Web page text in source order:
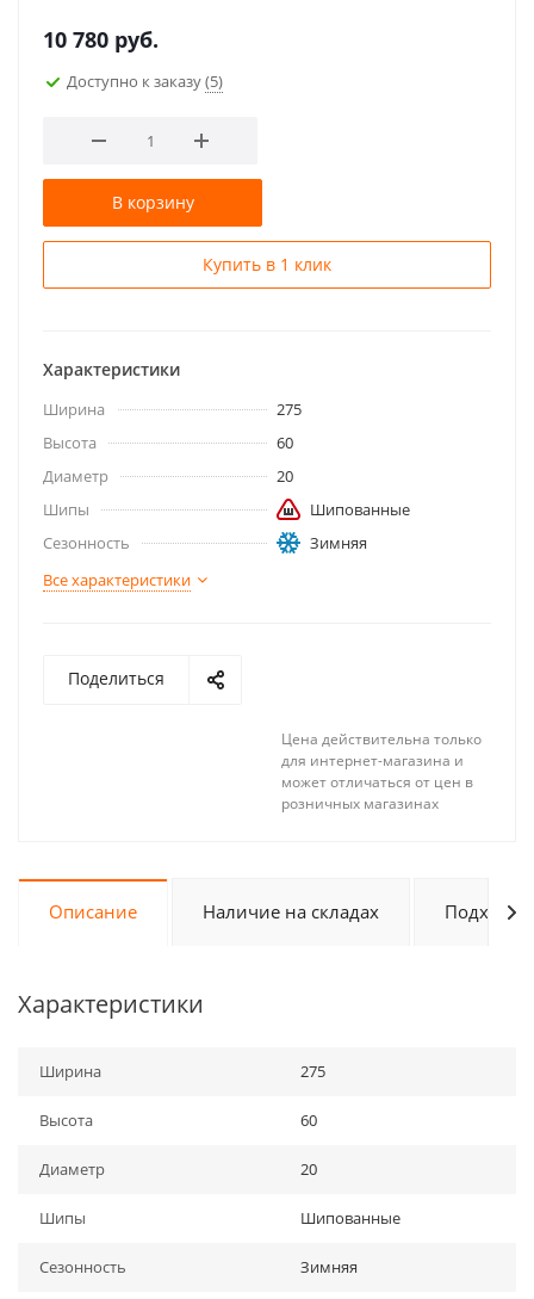
10 780 руб.
Доступно к заказу(5)
В корзину
Купить в 1 клик
Характеристики
Ширина
275
Высота
60
Диаметр
20
Шипы
Шипованные
Сезонность
Зимняя
Все характеристики
Поделиться
Цена действительна только
для интернет-магазина и
может отличаться от цен в
розничных магазинах
Описание Наличие на складах Подходит
Характеристики
Ширина 275
Высота 60
Диаметр 20
Шипы Шипованные
Сезонность Зимняя